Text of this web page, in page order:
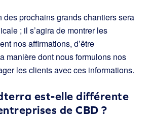
des prochains grands chantiers sera
; il s’agira de montrer les
nos affirmations, d’être
manière dont nous formulons nos
les clients avec ces informations.
est-elle différente
de CBD ?